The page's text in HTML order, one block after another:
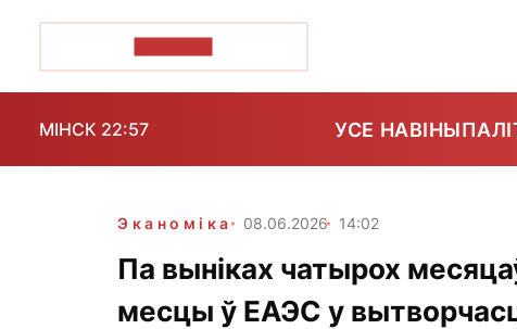
МІНСК 22:57 УСЕ НАВІНЫ
Эканоміка 08.06.2026 14:02
Па выніках чатырох
месцы ў ЕАЭС у